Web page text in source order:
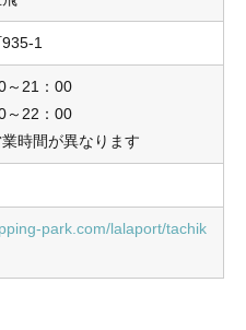
～21：00
～22：00
時間が異なります
park.com/lalaport/tachik